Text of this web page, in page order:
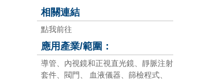
相關連結
點我前往
應用產業/範圍：
導管、內視鏡和正視直光鏡、靜脈注射
套件、閥門、 血液儀器、篩檢程式、